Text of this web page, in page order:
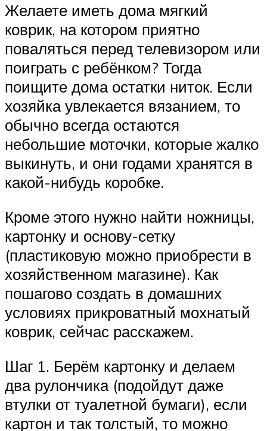
Желаете иметь дома мягкий
коврик, на котором приятно
поваляться перед телевизором или
поиграть с ребёнком? Тогда
поищите дома остатки ниток. Если
хозяйка увлекается вязанием, то
обычно всегда остаются
небольшие моточки, которые жалко
выкинуть, и они годами хранятся в
какой-нибудь коробке.
Кроме этого нужно найти ножницы,
картонку и основу-сетку
(пластиковую можно приобрести в
хозяйственном магазине). Как
пошагово создать в домашних
условиях прикроватный мохнатый
коврик, сейчас расскажем.
Шаг 1. Берём картонку и делаем
два рулончика (подойдут даже
втулки от туалетной бумаги), если
картон и так толстый, то можно